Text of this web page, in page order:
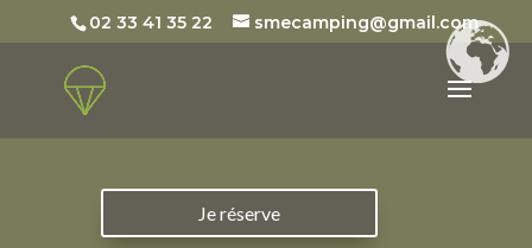
02 33 41 35 22 smecamping@gmail.com
Je réserve